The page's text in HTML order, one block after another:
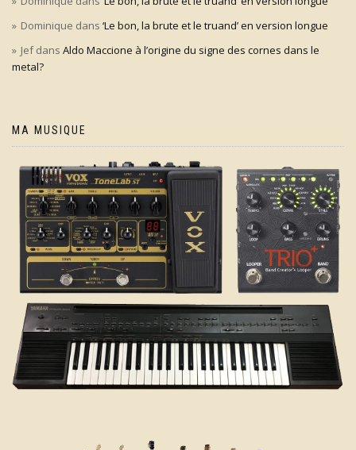
Dominique dans ‘Le bon, la brute et le truand’ en version longue
Jefdans Aldo Maccione à l’origine du signe des cornes dans le
metal?
MA MUSIQUE